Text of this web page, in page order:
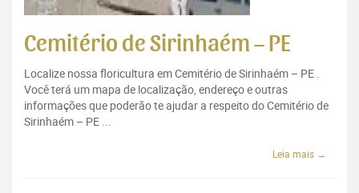
Cemitério de Sirinhaém – PE
Localize nossa floricultura em Cemitério de Sirinhaém – PE .
Você terá um mapa de localização, endereço e outras
informações que poderão te ajudar a respeito do Cemitério de
Sirinhaém – PE ...
Leia mais →